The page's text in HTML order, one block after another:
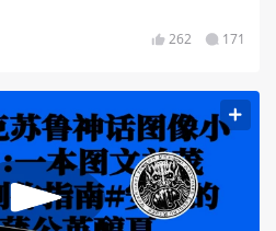
262 171